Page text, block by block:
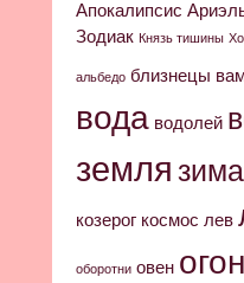
Апокалипсис
Зодиак Князь тишины
альбедо близнецы
вода водолей
земля зима
козерог космос лев
оборотни овен